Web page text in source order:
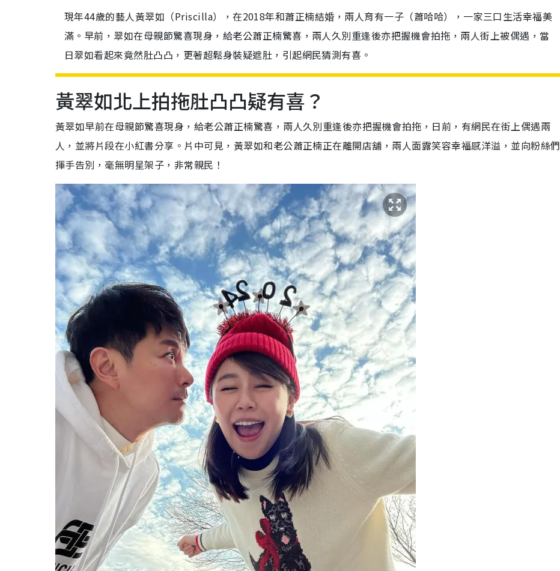
現年44歲的藝人黃翠如（Priscilla），在2018年和蕭正楠結婚，兩人育有一子（蕭哈哈），一家三口生活幸福美
滿。早前，翠如在母親節驚喜現身，給老公蕭正楠驚喜，兩人久別重逢後亦把握機會拍拖，兩人街上被偶遇，當
日翠如看起來竟然肚凸凸，更著超鬆身裝疑遮肚，引起網民猜測有喜。
黃翠如北上拍拖肚凸凸疑有喜？
黃翠如早前在母親節驚喜現身，給老公蕭正楠驚喜，兩人久別重逢後亦把握機會拍拖，日前，有網民在街上偶遇兩
人，並將片段在小紅書分享。片中可見，黃翠如和老公蕭正楠正在離開店舖，兩人面露笑容幸福感洋溢，並向粉絲們
揮手告別，毫無明星架子，非常親民！